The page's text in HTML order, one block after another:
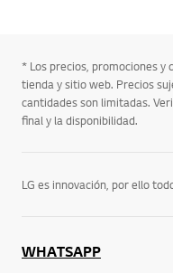
* Los precios, promociones y
tienda y sitio web. Precios
cantidades son limitadas.
final y la disponibilidad.
WHATSAPP